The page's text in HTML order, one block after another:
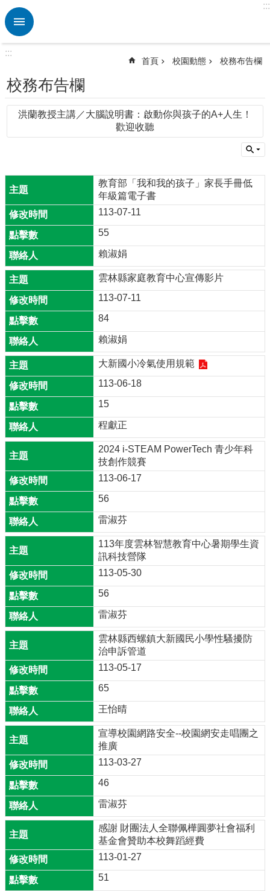
跳到主要內容區塊
進
階
熱
門
關
頁
政
處
室
教
學
團
隊
校
園
成
果
校
務
E
化
校
園
態
家
長
會
檔
案
櫃
數
位
自
學
習
大
新
國
小
課
計
畫
英
語
口
說
展
能
專
區
:::
:::
首頁 校園動態 校務布告欄
校務布告欄
洪蘭教授主講／大腦說明書：啟動你與孩子的A+人生！
歡迎收聽
教育部「我和我的孩子」家長手冊低
年級篇電子書
113-07-11
55
賴淑娟
雲林縣家庭教育中心宣傳影片
113-07-11
84
賴淑娟
大新國小冷氣使用規範
113-06-18
15
程獻正
2024 i-STEAM PowerTech 青少年科
技創作競賽
113-06-17
56
雷淑芬
113年度雲林智慧教育中心暑期學生資
訊科技營隊
113-05-30
56
雷淑芬
雲林縣西螺鎮大新國民小學性騷擾防
治申訴管道
113-05-17
65
王怡晴
宣導校園網路安全--校園網安走唱團之
推廣
113-03-27
46
雷淑芬
感謝 財團法人全聯佩樺圓夢社會福利
基金會贊助本校舞蹈經費
113-01-27
51